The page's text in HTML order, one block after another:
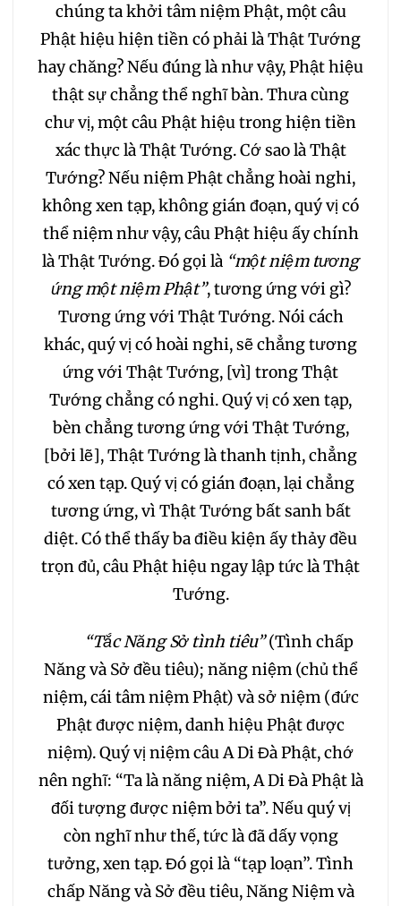
182 183
184 185 186 187
188 189 190 191
192 193 194 195
196 197 198 199
200 201 202
203 204 205
206 207 208
209 210 211 212
213 214 215 216
217 218 219 220
224 225 226
227 228 229
230 231 232
233 234 235
236 237 238
chúng ta khởi tâm niệm Phật, một câu
Phật hiệu hiện tiền có phải là Thật Tướng
hay chăng? Nếu đúng là như vậy, Phật hiệu
thật sự chẳng thể nghĩ bàn. Thưa cùng
chư vị, một câu Phật hiệu trong hiện tiền
xác thực là Thật Tướng. Cớ sao là Thật
Tướng? Nếu niệm Phật chẳng hoài nghi,
không xen tạp, không gián đoạn, quý vị có
thể niệm như vậy, câu Phật hiệu ấy chính
là Thật Tướng. Đó gọi là “một niệm tương
ứng một niệm Phật”, tương ứng với gì?
Tương ứng với Thật Tướng. Nói cách
khác, quý vị có hoài nghi, sẽ chẳng tương
ứng với Thật Tướng, [vì] trong Thật
Tướng chẳng có nghi. Quý vị có xen tạp,
bèn chẳng tương ứng với Thật Tướng,
[bởi lẽ], Thật Tướng là thanh tịnh, chẳng
có xen tạp. Quý vị có gián đoạn, lại chẳng
tương ứng, vì Thật Tướng bất sanh bất
diệt. Có thể thấy ba điều kiện ấy thảy đều
trọn đủ, câu Phật hiệu ngay lập tức là Thật
Tướng.
“Tắc Năng Sở tình tiêu”(Tình chấp
Năng và Sở đều tiêu); năng niệm (chủ thể
niệm, cái tâm niệm Phật) và sở niệm (đức
Phật được niệm, danh hiệu Phật được
niệm). Quý vị niệm câu A Di Đà Phật, chớ
nên nghĩ: “Ta là năng niệm, A Di Đà Phật là
đối tượng được niệm bởi ta”. Nếu quý vị
còn nghĩ như thế, tức là đã dấy vọng
tưởng, xen tạp. Đó gọi là “tạp loạn”. Tình
chấp Năng và Sở đều tiêu, Năng Niệm và